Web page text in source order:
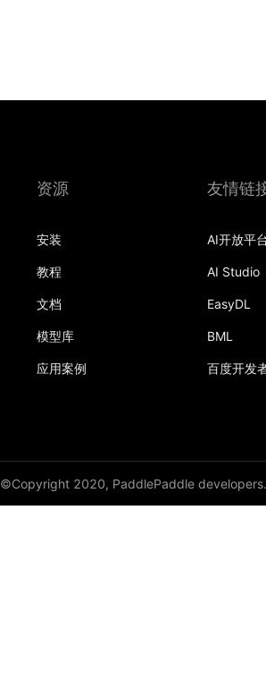
资源
安装
教程
文档
模型库
应用案例
友情链
AI开放平
AI Studio
EasyDL
BML
百度开发
©Copyright 2020, PaddlePaddle developers.